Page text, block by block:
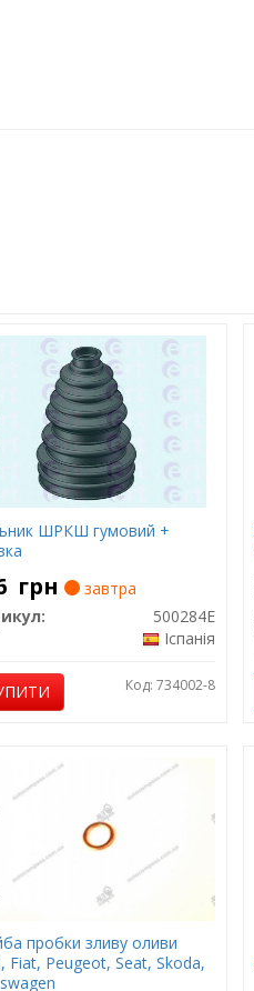
ШРКШ гумовий +
грн
завтра
500284E
Іспанія
Код: 734002-8
пробки зливу оливи
Fiat, Peugeot, Seat, Skoda,